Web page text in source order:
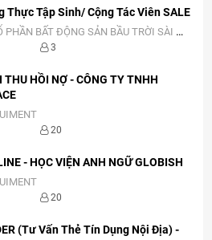
Thực Tập Sinh/ Cộng Tác Viên SALE
CÔNG TY CỔ PHẦN BẤT ĐỘNG SẢN BẦU TRỜI SÀI GÒN
3
NỢ - CÔNG TY TNHH
20
- HỌC VIỆN ANH NGỮ GLOBISH
20
(Tư Vấn Thẻ Tín Dụng Nội Địa) -